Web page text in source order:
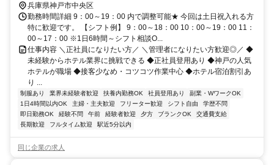
兵庫県神戸市中央区
勤務時間詳細 9：00～19：00 内で調整可能★ 今回は土日祝入れる方
特に歓迎です。 【シフト例】 9：00～18：00 10：00～19：00 11：
00～17：00 ※1日6時間～シフト相談O...
仕事内容 ＼正社員になりたい方／ ＼管理者になりたい方歓迎◎／ ◆
未経験からホテル業界に挑戦できる ◆正社員登用あり ◆神戸の人気
ホテルが職場 ◆接客少なめ・コツコツ作業中心 ◆ホテル宿泊割引あ
り ...
制服あり 業界未経験者歓迎 扶養内勤務OK 社員登用あり
副業・WワークOK
1日4時間以内OK
主婦・主夫歓迎 フリーター歓迎 シフト自由
学歴不問
即日勤務OK
経験不問 午前 経験者歓迎 夕方 ブランクOK
交通費支給
長期歓迎
フルタイム歓迎 駅近5分以内
同じ企業の求人